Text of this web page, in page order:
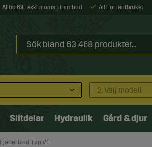
Alltid 69:- exkl. moms till ombud Allt för lantbruket
2. Välj modell
Slitdelar Hydraulik Gård & djur
Fjäderblad Typ VF